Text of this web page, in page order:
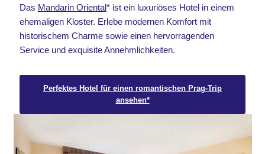
Das Mandarin Oriental* ist ein luxuriöses Hotel in einem
ehemaligen Kloster. Erlebe modernen Komfort mit
historischem Charme sowie einen hervorragenden
Service und exquisite Annehmlichkeiten.
Perfektes Hotel für einen romantischen Prag-Trip
ansehen*